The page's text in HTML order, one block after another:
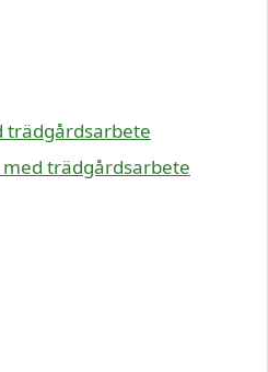
trädgårdsarbete
trädgårdsarbete